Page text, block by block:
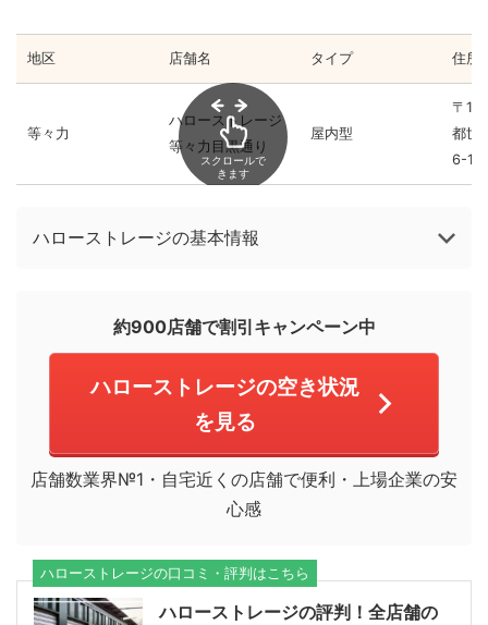
地区 店舗名 タイプ 住所
等々力
ハローストレージ
等々力目黒通り
屋内型
〒
都世
6-
スクロールで
きます
ハローストレージの基本情報
約900店舗で割引キャンペーン中
ハローストレージの空き状況
を見る
店舗数業界№1・自宅近くの店舗で便利・上場企業の安
心感
ハローストレージの評判！全店舗の
ハローストレージの口コミ・評判はこちら